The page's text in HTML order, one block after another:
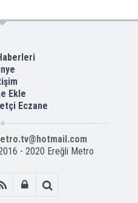
Ekle
Eczane
- 2020 Ereğli Metro